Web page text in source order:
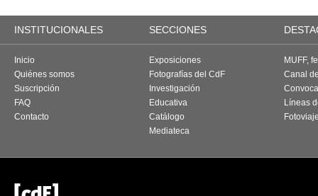
INSTITUCIONALES SECCIONES
Inicio
Quiénes somos
Suscripción
FAQ
Contacto
Exposiciones
Fotografías del CdF
Investigación
Educativa
Catálogo
Mediateca
MUFF,
Canal
Líneas